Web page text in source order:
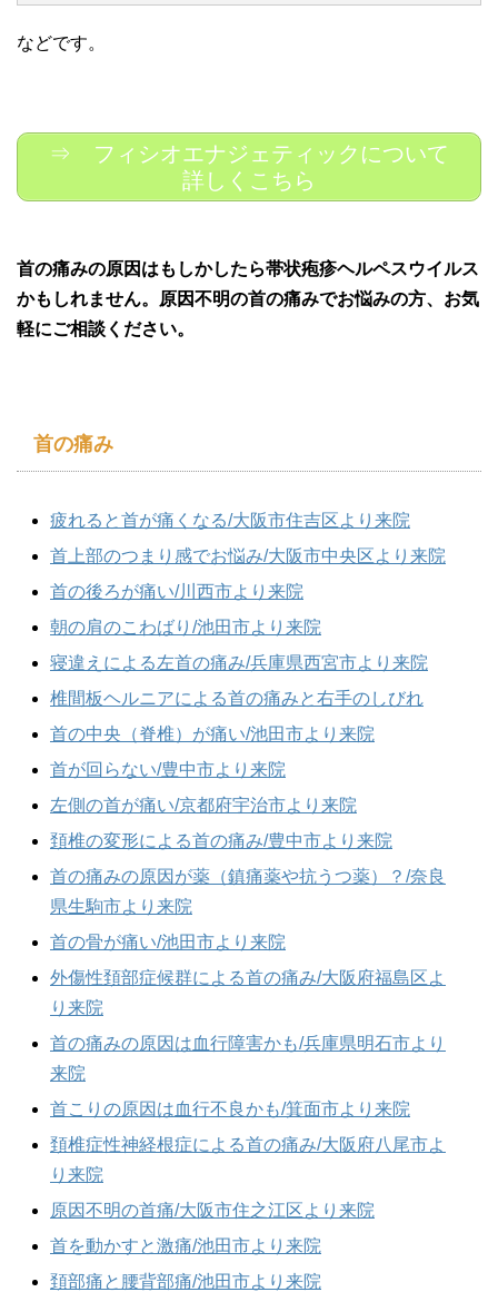
などです。
⇒ フィシオエナジェティックについて
詳しくこちら
首の痛みの原因はもしかしたら帯状疱疹ヘルペスウイルス
かもしれません。原因不明の首の痛みでお悩みの方、お気
軽にご相談ください。
首の痛み
疲れると首が痛くなる/大阪市住吉区より来院
首上部のつまり感でお悩み/大阪市中央区より来院
首の後ろが痛い/川西市より来院
朝の肩のこわばり/池田市より来院
寝違えによる左首の痛み/兵庫県西宮市より来院
椎間板ヘルニアによる首の痛みと右手のしびれ
首の中央（脊椎）が痛い/池田市より来院
首が回らない/豊中市より来院
左側の首が痛い/京都府宇治市より来院
頚椎の変形による首の痛み/豊中市より来院
首の痛みの原因が薬（鎮痛薬や抗うつ薬）？/奈良
県生駒市より来院
首の骨が痛い/池田市より来院
外傷性頚部症候群による首の痛み/大阪府福島区よ
り来院
首の痛みの原因は血行障害かも/兵庫県明石市より
来院
首こりの原因は血行不良かも/箕面市より来院
頚椎症性神経根症による首の痛み/大阪府八尾市よ
り来院
原因不明の首痛/大阪市住之江区より来院
首を動かすと激痛/池田市より来院
頚部痛と腰背部痛/池田市より来院